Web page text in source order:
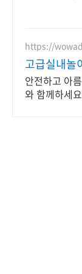
https://
고급실내놀
안전하고 아
와 함께하세